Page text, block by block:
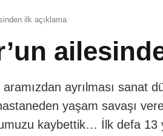
ilk açıklama
ayrılması sanat
yaşam savaşı
kaybettik… İlk defa 13